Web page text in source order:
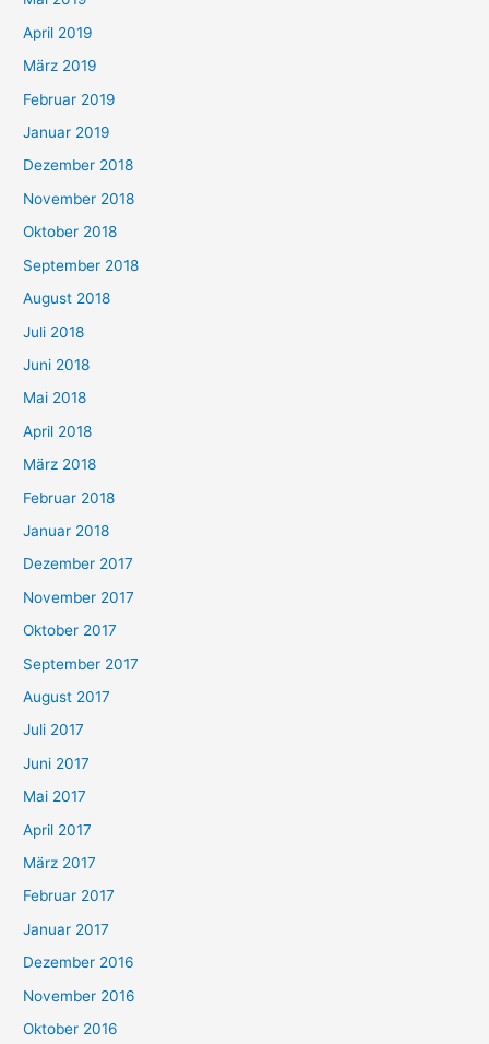
April 2019
März 2019
Februar 2019
Januar 2019
Dezember 2018
November 2018
Oktober 2018
September 2018
August 2018
Juli 2018
Juni 2018
Mai 2018
April 2018
März 2018
Februar 2018
Januar 2018
Dezember 2017
November 2017
Oktober 2017
September 2017
August 2017
Juli 2017
Juni 2017
Mai 2017
April 2017
März 2017
Februar 2017
Januar 2017
Dezember 2016
November 2016
Oktober 2016